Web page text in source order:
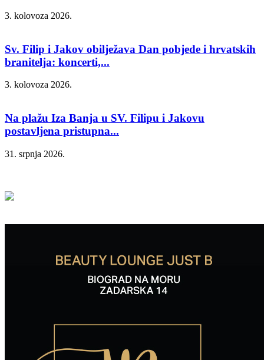
3. kolovoza 2026.
Sv. Filip i Jakov obilježava Dan pobjede i hrvatskih
branitelja: koncerti,...
3. kolovoza 2026.
Na plažu Iza Banja u SV. Filipu i Jakovu
postavljena pristupna...
31. srpnja 2026.